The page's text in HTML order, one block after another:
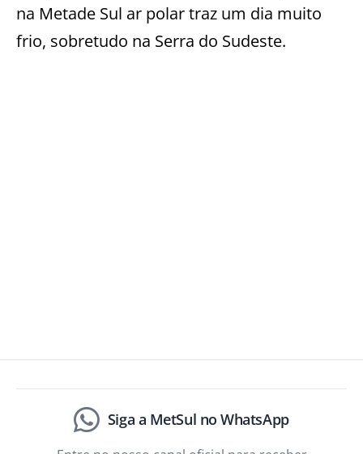
na Metade Sul ar polar traz um dia muito
frio, sobretudo na Serra do Sudeste.
Siga a MetSul no WhatsApp